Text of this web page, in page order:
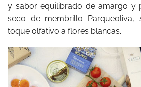
y sabor equilibrado de amargo y
seco de membrillo
toque olfativo a flores blancas.